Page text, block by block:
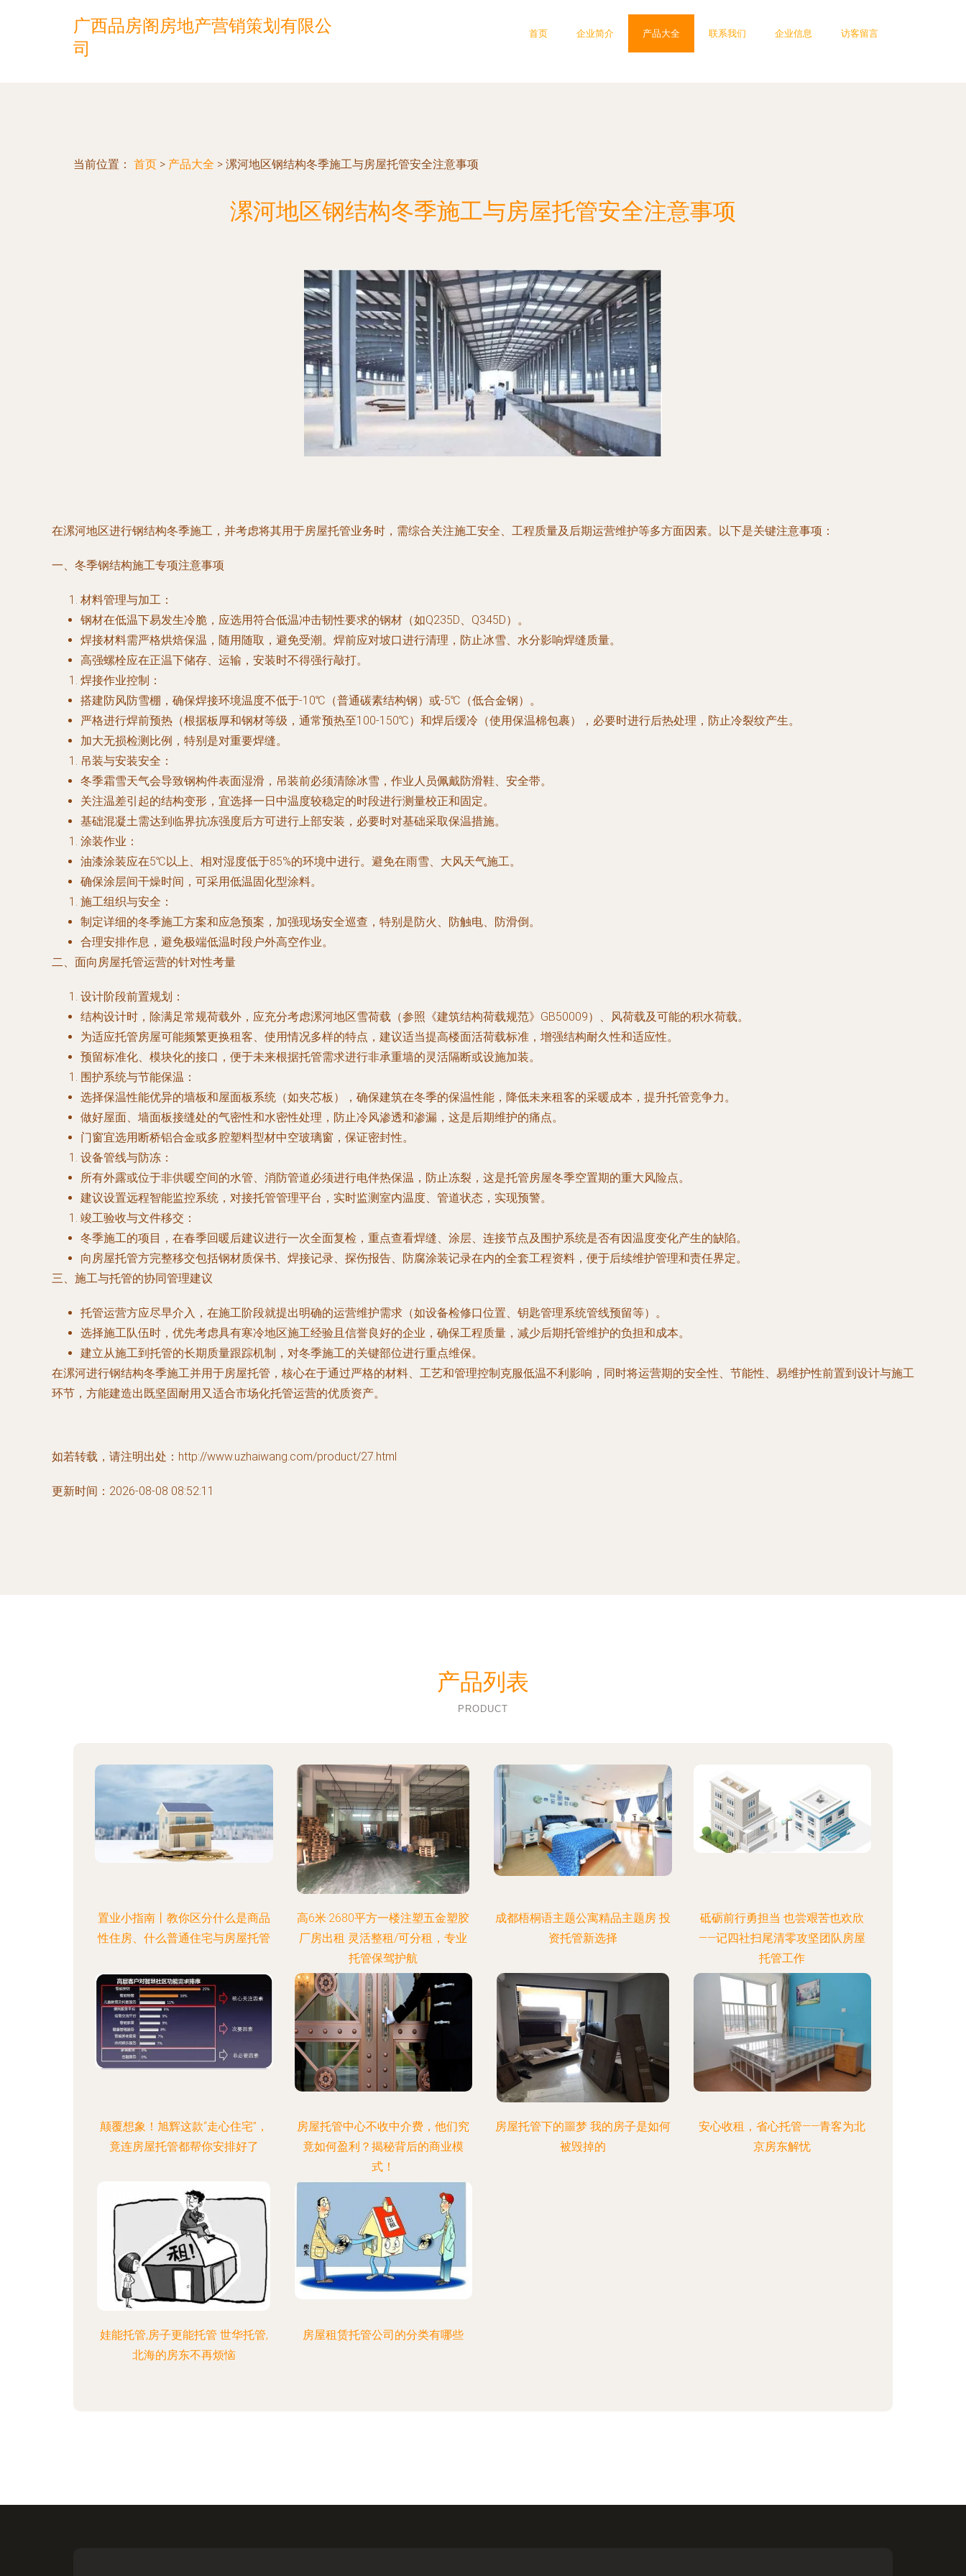
广西品房阁房地产营销策划有限公
司
首页 企业简介 产品大全 联系我们 企业信息 访客留言
当前位置： 首页 > 产品大全 > 漯河地区钢结构冬季施工与房屋托管安全注意事项
漯河地区钢结构冬季施工与房屋托管安全注意事项
在漯河地区进行钢结构冬季施工，并考虑将其用于房屋托管业务时，需综合关注施工安全、工程质量及后期运营维护等多方面因素。以下是关键注意事项：
一、冬季钢结构施工专项注意事项
材料管理与加工：
钢材在低温下易发生冷脆，应选用符合低温冲击韧性要求的钢材（如Q235D、Q345D）。
焊接材料需严格烘焙保温，随用随取，避免受潮。焊前应对坡口进行清理，防止冰雪、水分影响焊缝质量。
高强螺栓应在正温下储存、运输，安装时不得强行敲打。
焊接作业控制：
搭建防风防雪棚，确保焊接环境温度不低于-10℃（普通碳素结构钢）或-5℃（低合金钢）。
严格进行焊前预热（根据板厚和钢材等级，通常预热至100-150℃）和焊后缓冷（使用保温棉包裹），必要时进行后热处理，防止冷裂纹产生。
加大无损检测比例，特别是对重要焊缝。
吊装与安装安全：
冬季霜雪天气会导致钢构件表面湿滑，吊装前必须清除冰雪，作业人员佩戴防滑鞋、安全带。
关注温差引起的结构变形，宜选择一日中温度较稳定的时段进行测量校正和固定。
基础混凝土需达到临界抗冻强度后方可进行上部安装，必要时对基础采取保温措施。
涂装作业：
油漆涂装应在5℃以上、相对湿度低于85%的环境中进行。避免在雨雪、大风天气施工。
确保涂层间干燥时间，可采用低温固化型涂料。
施工组织与安全：
制定详细的冬季施工方案和应急预案，加强现场安全巡查，特别是防火、防触电、防滑倒。
合理安排作息，避免极端低温时段户外高空作业。
二、面向房屋托管运营的针对性考量
设计阶段前置规划：
结构设计时，除满足常规荷载外，应充分考虑漯河地区雪荷载（参照《建筑结构荷载规范》GB50009）、风荷载及可能的积水荷载。
为适应托管房屋可能频繁更换租客、使用情况多样的特点，建议适当提高楼面活荷载标准，增强结构耐久性和适应性。
预留标准化、模块化的接口，便于未来根据托管需求进行非承重墙的灵活隔断或设施加装。
围护系统与节能保温：
选择保温性能优异的墙板和屋面板系统（如夹芯板），确保建筑在冬季的保温性能，降低未来租客的采暖成本，提升托管竞争力。
做好屋面、墙面板接缝处的气密性和水密性处理，防止冷风渗透和渗漏，这是后期维护的痛点。
门窗宜选用断桥铝合金或多腔塑料型材中空玻璃窗，保证密封性。
设备管线与防冻：
所有外露或位于非供暖空间的水管、消防管道必须进行电伴热保温，防止冻裂，这是托管房屋冬季空置期的重大风险点。
建议设置远程智能监控系统，对接托管管理平台，实时监测室内温度、管道状态，实现预警。
竣工验收与文件移交：
冬季施工的项目，在春季回暖后建议进行一次全面复检，重点查看焊缝、涂层、连接节点及围护系统是否有因温度变化产生的缺陷。
向房屋托管方完整移交包括钢材质保书、焊接记录、探伤报告、防腐涂装记录在内的全套工程资料，便于后续维护管理和责任界定。
三、施工与托管的协同管理建议
托管运营方应尽早介入，在施工阶段就提出明确的运营维护需求（如设备检修口位置、钥匙管理系统管线预留等）。
选择施工队伍时，优先考虑具有寒冷地区施工经验且信誉良好的企业，确保工程质量，减少后期托管维护的负担和成本。
建立从施工到托管的长期质量跟踪机制，对冬季施工的关键部位进行重点维保。
在漯河进行钢结构冬季施工并用于房屋托管，核心在于通过严格的材料、工艺和管理控制克服低温不利影响，同时将运营期的安全性、节能性、易维护性前置到设计与施工
环节，方能建造出既坚固耐用又适合市场化托管运营的优质资产。
如若转载，请注明出处：http://www.uzhaiwang.com/product/27.html
更新时间：2026-08-08 08:52:11
产品列表
PRODUCT
置业小指南丨教你区分什么是商品
性住房、什么普通住宅与房屋托管
高6米·2680平方一楼注塑五金塑胶
厂房出租 灵活整租/可分租，专业
托管保驾护航
成都梧桐语主题公寓精品主题房 投
资托管新选择
砥砺前行勇担当 也尝艰苦也欢欣
——记四社扫尾清零攻坚团队房屋
托管工作
颠覆想象！旭辉这款“走心住宅”，
竟连房屋托管都帮你安排好了
房屋托管中心不收中介费，他们究
竟如何盈利？揭秘背后的商业模
式！
房屋托管下的噩梦 我的房子是如何
被毁掉的
安心收租，省心托管——青客为北
京房东解忧
娃能托管,房子更能托管 世华托管,
北海的房东不再烦恼
房屋租赁托管公司的分类有哪些